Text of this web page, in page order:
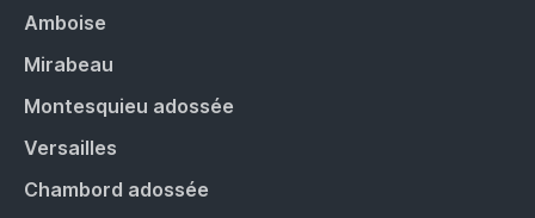
Amboise
Mirabeau
Montesquieu adossée
Versailles
Chambord adossée